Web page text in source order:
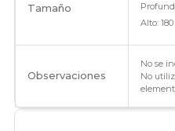
Tamaño
Alto:
Observaciones
No se
No